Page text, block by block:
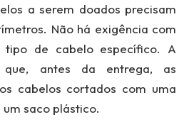
a serem doados precisam
Não há exigência com
tipo de cabelo específico. A
que, antes da entrega, as
cabelos cortados com uma
saco plástico.